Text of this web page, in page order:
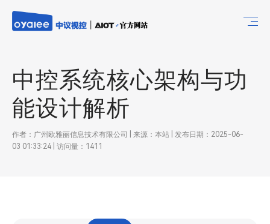
中控系统核心架构与功
能设计解析
作者：广州欧雅丽信息技术有限公司 | 来源：本站 | 发布日期：2025-06-
03 01:33:24 | 访问量：1411